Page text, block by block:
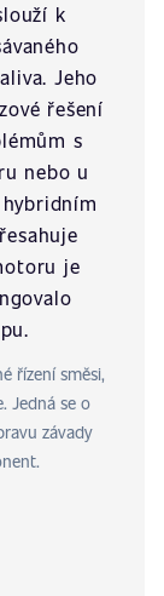
k
Jeho
řešení
s
nebo u
je
řízení směsi,
Jedná se o
závady